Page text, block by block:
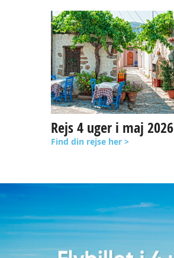
Rejs 4 uger i maj 2026
Find din rejse her >